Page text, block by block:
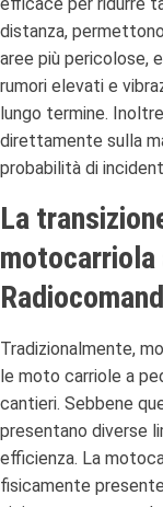
distanza,
aree più pericolose,
rumori elevati e
lungo termine.
direttamente sulla
probabilità di
La
motocarriola
Tradizionalmente,
le moto carriole a
cantieri. Sebbene
presentano diverse
efficienza. La
fisicamente